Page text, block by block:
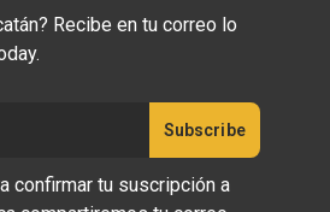
Recibe en tu correo lo
confirmar tu suscripción a